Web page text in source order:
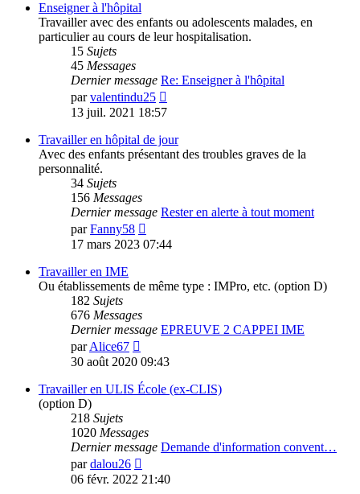
Enseigner à l'hôpital
Travailler avec des enfants ou adolescents malades, en
particulier au cours de leur hospitalisation.
15 Sujets
45 Messages
Dernier message Re: Enseigner à l'hôpital
parvalentindu25
le
message
13 juil. 2021 18:57
Travailler en hôpital de jour
Avec des enfants présentant des troubles graves de la
personnalité.
34 Sujets
156 Messages
Dernier message Rester en alerte à tout moment
parFanny58
le
17 mars 2023 07:44
Travailler en IME
Ou établissements de même type : IMPro, etc. (option D)
182 Sujets
676 Messages
Dernier message EPREUVE 2 CAPPEI IME
parAlice67
le
message
30 août 2020 09:43
Travailler en ULIS École (ex-CLIS)
(option D)
218 Sujets
1020 Messages
Dernier message Demande d'information convent…
pardalou26
le
06 févr. 2022 21:40